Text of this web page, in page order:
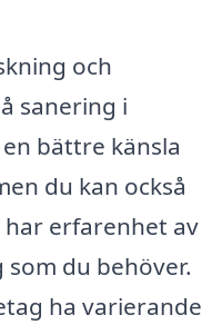
och
sanering i
bättre känsla
du kan också
erfarenhet av
du behöver.
ha varierande